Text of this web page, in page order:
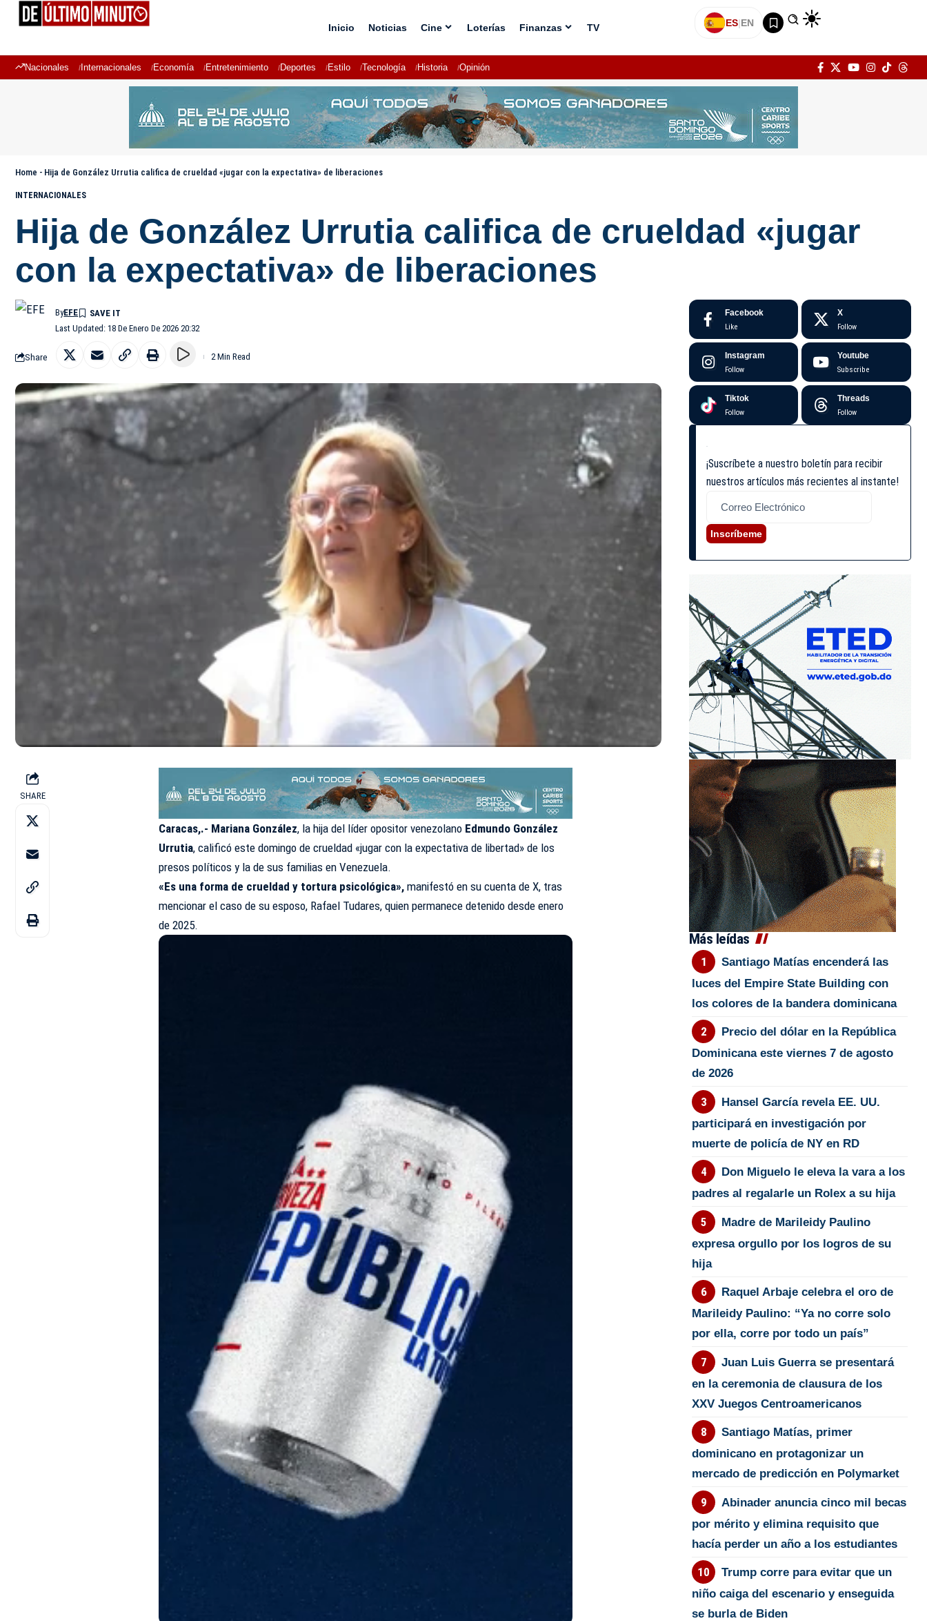
Inicio Noticias Cine Loterías Finanzas TV ES|EN
Nacionales Internacionales Economía Entretenimiento Deportes Estilo Tecnología Historia Opinión
Home - Hija de González Urrutia califica de crueldad «jugar con la expectativa» de liberaciones
INTERNACIONALES
Hija de González Urrutia califica de crueldad «jugar
con la expectativa» de liberaciones
Last Updated: 18 De Enero De 2026 20:32
ByEFE
Share 2 Min Read
SHARE
Caracas,.- Mariana González, la hija del líder opositor venezolano Edmundo González
Urrutia, calificó este domingo de crueldad «jugar con la expectativa de libertad» de los
presos políticos y la de sus familias en Venezuela.
«Es una forma de crueldad y tortura psicológica», manifestó en su cuenta de X, tras
mencionar el caso de su esposo, Rafael Tudares, quien permanece detenido desde enero
de 2025.
Facebook
Like
X
Follow
Instagram
Follow
Youtube
Subscribe
Tiktok
Follow
Threads
Follow
¡Suscríbete a nuestro boletín para recibir
nuestros artículos más recientes al instante!
Inscríbeme
Más leídas
Santiago Matías encenderá las
luces del Empire State Building con
los colores de la bandera dominicana
Precio del dólar en la República
Dominicana este viernes 7 de agosto
de 2026
Hansel García revela EE. UU.
participará en investigación por
muerte de policía de NY en RD
Don Miguelo le eleva la vara a los
padres al regalarle un Rolex a su hija
Madre de Marileidy Paulino
expresa orgullo por los logros de su
hija
Raquel Arbaje celebra el oro de
Marileidy Paulino: “Ya no corre solo
por ella, corre por todo un país”
Juan Luis Guerra se presentará
en la ceremonia de clausura de los
XXV Juegos Centroamericanos
Santiago Matías, primer
dominicano en protagonizar un
mercado de predicción en Polymarket
Abinader anuncia cinco mil becas
por mérito y elimina requisito que
hacía perder un año a los estudiantes
Trump corre para evitar que un
niño caiga del escenario y enseguida
se burla de Biden